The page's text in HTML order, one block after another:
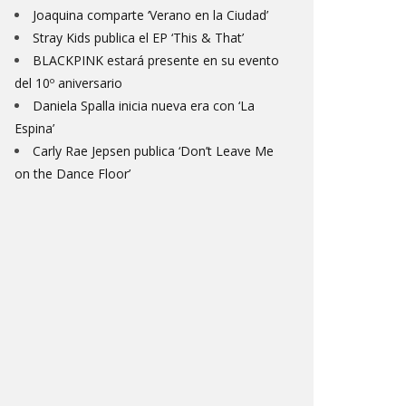
Joaquina comparte ‘Verano en la Ciudad’
Stray Kids publica el EP ‘This & That’
BLACKPINK estará presente en su evento
del 10º aniversario
Daniela Spalla inicia nueva era con ‘La
Espina’
Carly Rae Jepsen publica ‘Don’t Leave Me
on the Dance Floor’